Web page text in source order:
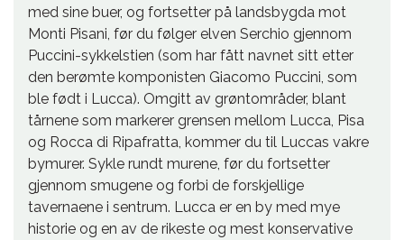
med sine buer, og fortsetter på landsbygda mot
Monti Pisani, før du følger elven Serchio gjennom
Puccini-sykkelstien (som har fått navnet sitt etter
den berømte komponisten Giacomo Puccini, som
ble født i Lucca). Omgitt av grøntområder, blant
tårnene som markerer grensen mellom Lucca, Pisa
og Rocca di Ripafratta, kommer du til Luccas vakre
bymurer. Sykle rundt murene, før du fortsetter
gjennom smugene og forbi de forskjellige
tavernaene i sentrum. Lucca er en by med mye
historie og en av de rikeste og mest konservative